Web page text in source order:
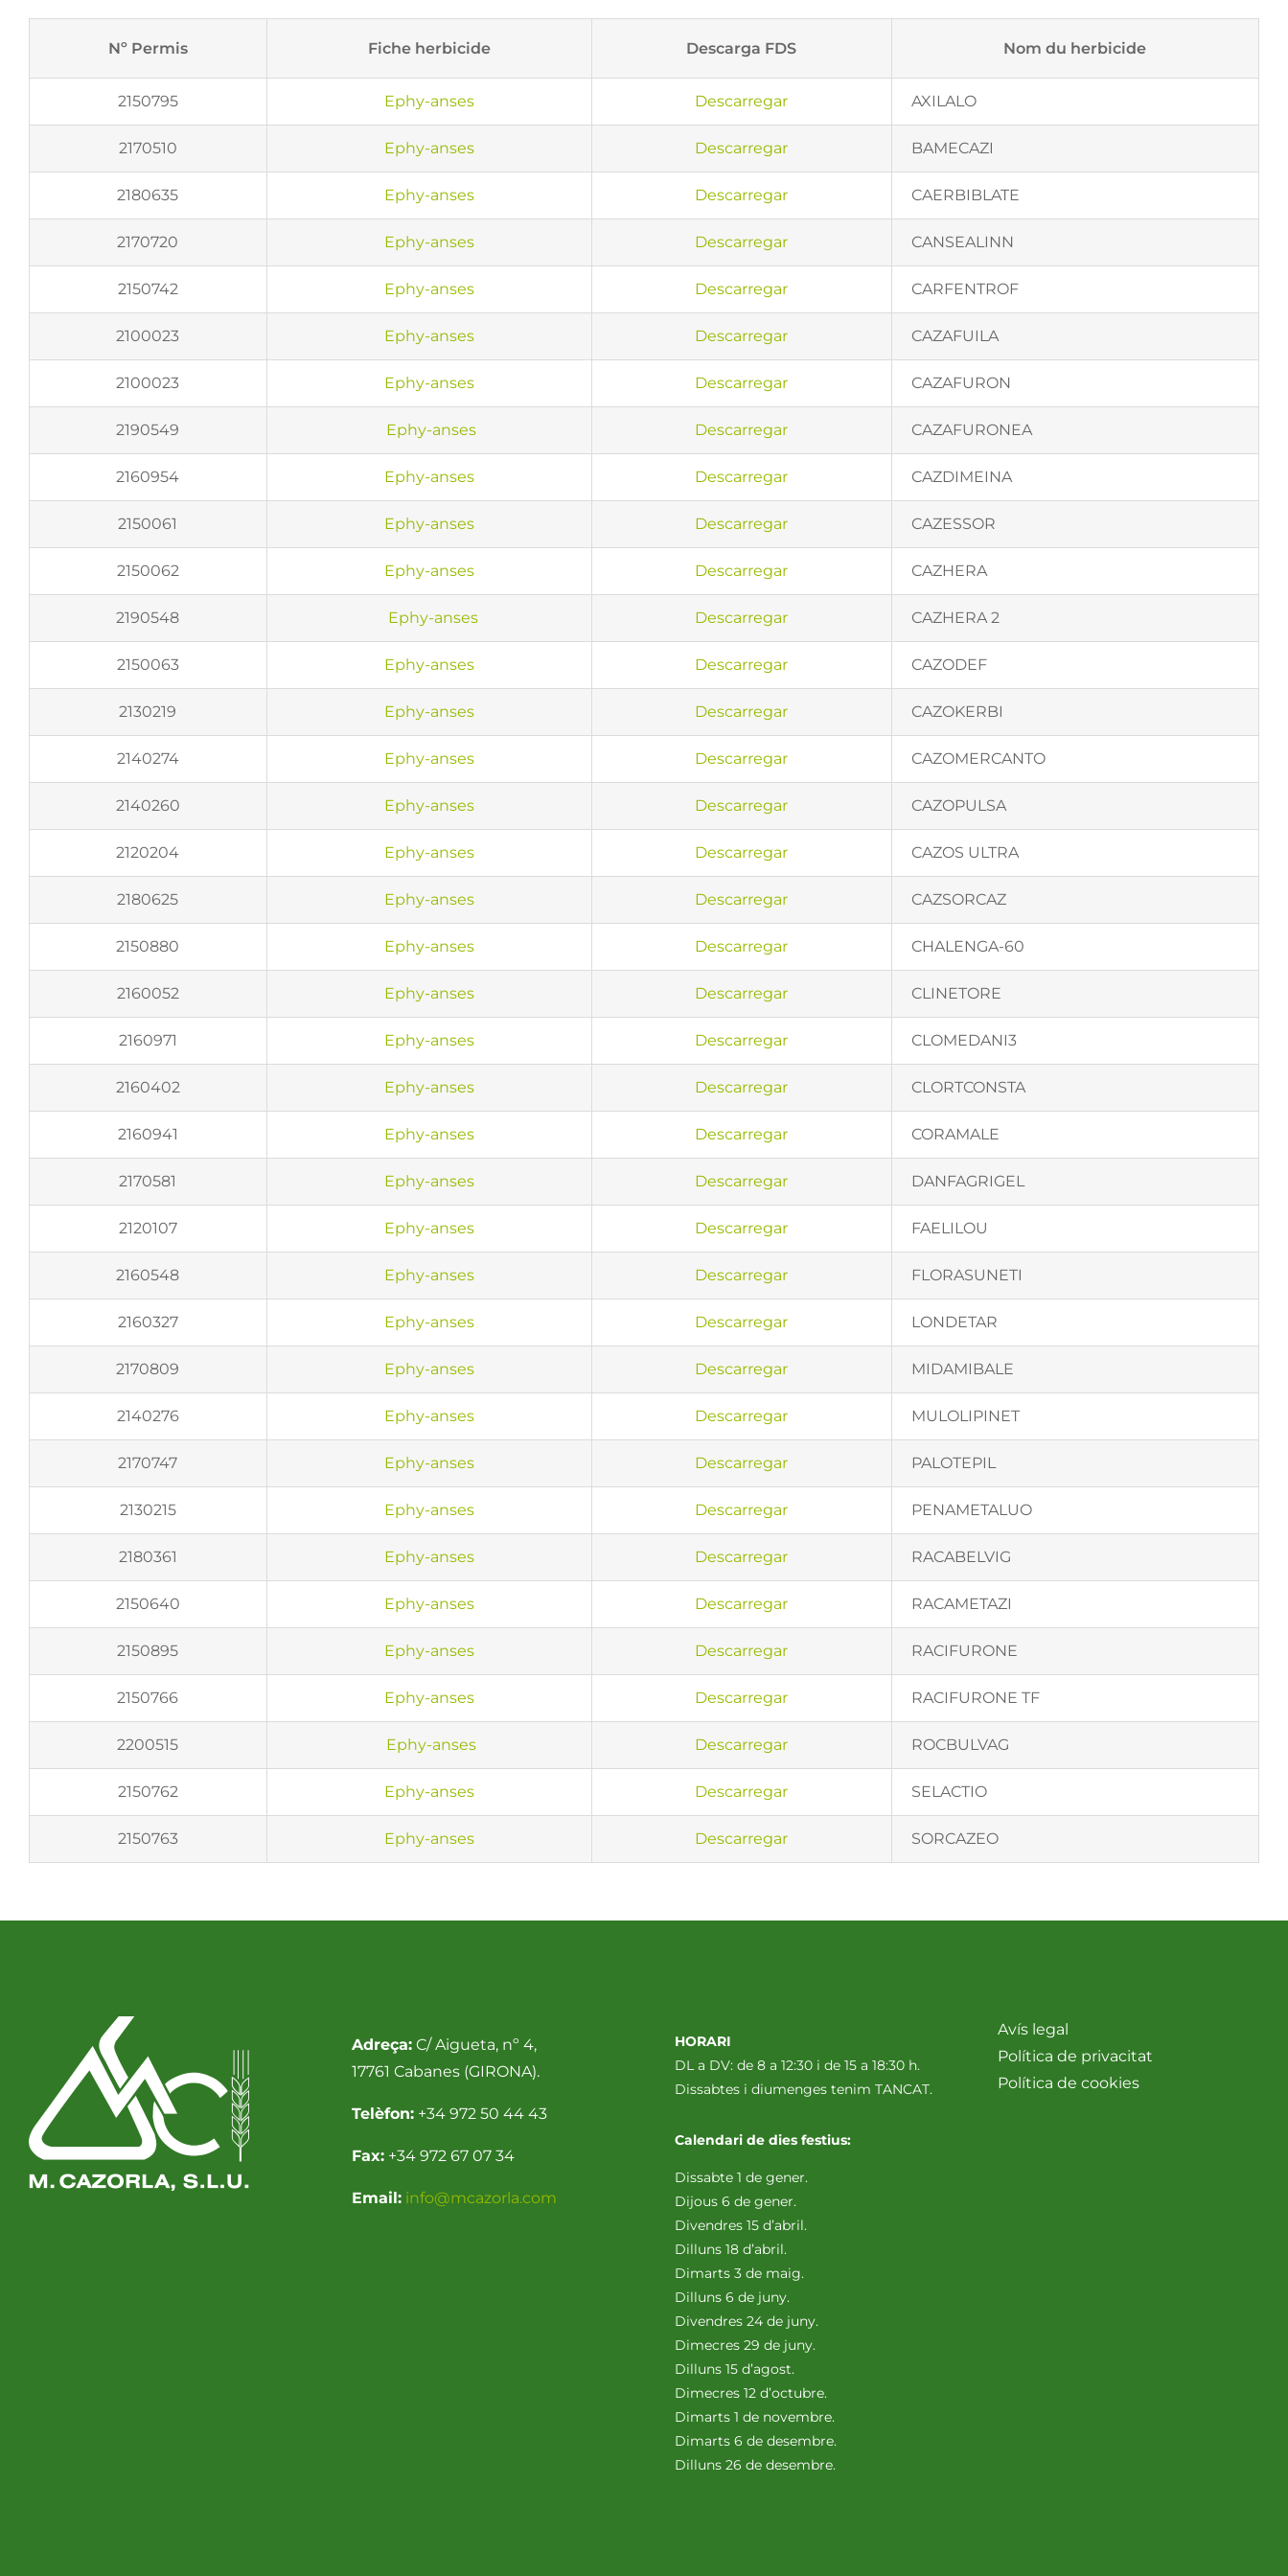
Nº Permis Fiche herbicide Descarga FDS Nom du herbicide
2150795 Ephy-anses Descarregar AXILALO
2170510 Ephy-anses Descarregar BAMECAZI
2180635 Ephy-anses Descarregar CAERBIBLATE
2170720 Ephy-anses Descarregar CANSEALINN
2150742 Ephy-anses Descarregar CARFENTROF
2100023 Ephy-anses Descarregar CAZAFUILA
2100023 Ephy-anses Descarregar CAZAFURON
2190549 Ephy-anses Descarregar CAZAFURONEA
2160954 Ephy-anses Descarregar CAZDIMEINA
2150061 Ephy-anses Descarregar CAZESSOR
2150062 Ephy-anses Descarregar CAZHERA
2190548 Ephy-anses Descarregar CAZHERA 2
2150063 Ephy-anses Descarregar CAZODEF
2130219 Ephy-anses Descarregar CAZOKERBI
2140274 Ephy-anses Descarregar CAZOMERCANTO
2140260 Ephy-anses Descarregar CAZOPULSA
2120204 Ephy-anses Descarregar CAZOS ULTRA
2180625 Ephy-anses Descarregar CAZSORCAZ
2150880 Ephy-anses Descarregar CHALENGA-60
2160052 Ephy-anses Descarregar CLINETORE
2160971 Ephy-anses Descarregar CLOMEDANI3
2160402 Ephy-anses Descarregar CLORTCONSTA
2160941 Ephy-anses Descarregar CORAMALE
2170581 Ephy-anses Descarregar DANFAGRIGEL
2120107 Ephy-anses Descarregar FAELILOU
2160548 Ephy-anses Descarregar FLORASUNETI
2160327 Ephy-anses Descarregar LONDETAR
2170809 Ephy-anses Descarregar MIDAMIBALE
2140276 Ephy-anses Descarregar MULOLIPINET
2170747 Ephy-anses Descarregar PALOTEPIL
2130215 Ephy-anses Descarregar PENAMETALUO
2180361 Ephy-anses Descarregar RACABELVIG
2150640 Ephy-anses Descarregar RACAMETAZI
2150895 Ephy-anses Descarregar RACIFURONE
2150766 Ephy-anses Descarregar RACIFURONE TF
2200515 Ephy-anses Descarregar ROCBULVAG
2150762 Ephy-anses Descarregar SELACTIO
2150763 Ephy-anses Descarregar SORCAZEO
Adreça:C/ Aigueta, nº 4,
17761 Cabanes (GIRONA).
Telèfon:+34 972 50 44 43
Fax:+34 972 67 07 34
Email: info@mcazorla.com
HORARI
DL a DV: de 8 a 12:30 i de 15 a 18:30 h.
Dissabtes i diumenges tenim TANCAT.
Calendari de dies festius:
Dissabte 1 de gener.
Dijous 6 de gener.
Divendres 15 d’abril.
Dilluns 18 d’abril.
Dimarts 3 de maig.
Dilluns 6 de juny.
Divendres 24 de juny.
Dimecres 29 de juny.
Dilluns 15 d’agost.
Dimecres 12 d’octubre.
Dimarts 1 de novembre.
Dimarts 6 de desembre.
Dilluns 26 de desembre.
Avís legal
Política de privacitat
Política de cookies